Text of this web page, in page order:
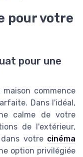
pour votre
pour une
commence
Dans l'idéal,
calme de votre
de l'extérieur,
votre cinéma
option privilégiée